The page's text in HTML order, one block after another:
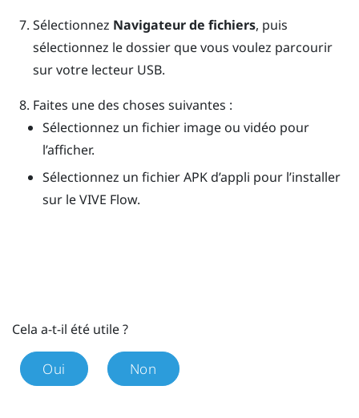
Sélectionnez Navigateur de fichiers, puis
sélectionnez le dossier que vous voulez parcourir
sur votre lecteur USB.
Faites une des choses suivantes :
Sélectionnez un fichier image ou vidéo pour
l’afficher.
Sélectionnez un fichier APK d’appli pour l’installer
sur leVIVE Flow.
Cela a-t-il été utile ?
Oui Non